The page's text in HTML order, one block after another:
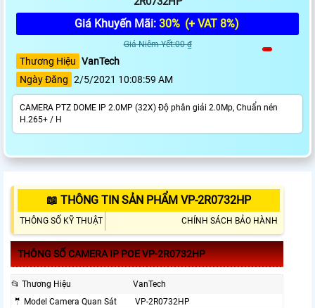
Giá Khuyến Mãi: 30% (+ VAT 8%)
Giá Niêm Yết:00 ₫
Thương Hiệu VanTech
Ngày Đăng 2/5/2021 10:08:59 AM
CAMERA PTZ DOME IP 2.0MP (32X) Độ phân giải 2.0Mp, Chuẩn nén
H.265+ / H
📖 THÔNG TIN SẢN PHẨM VP-2R0732HP
THÔNG SỐ KỸ THUẬT CHÍNH SÁCH BẢO HÀNH
THÔNG SỐ CAMERA IP POE VP-2R0732HP
📂 Thương Hiệu
VanTech
🤵 Model Camera Quan Sát
VP-2R0732HP